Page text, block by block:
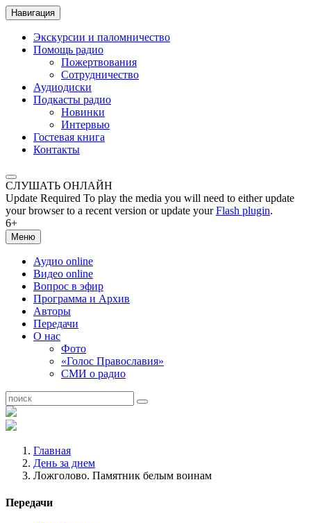
Навигация
Экскурсии и паломничество
Помощь радио
Пожертвования
Сотрудничество
Аудиодиски
Подкасты радио
Новинки
Интервью
Гостевая книга
Контакты
СЛУШАТЬ ОНЛАЙН
Update Required To play the media you will need to either update
your browser to a recent version or update yourFlash plugin.
6+
Меню
Аудио online
Видео online
Вопрос в эфир
Программа и Архив
Авторы
Передачи
О нас
Фото
«Голос Православия»
СМИ о радио
Главная
День за днем
Ложголово. Памятник белым воинам
Передачи